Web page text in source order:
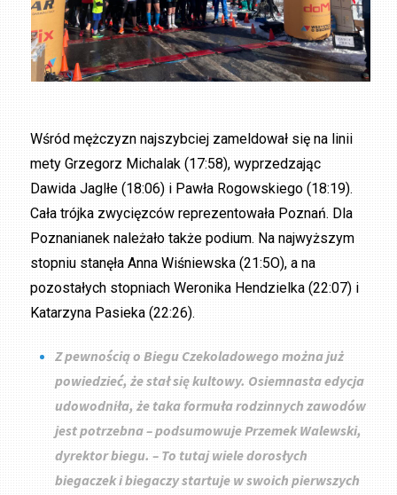
Wśród mężczyzn najszybciej zameldował się na linii
mety Grzegorz Michalak (17:58), wyprzedzając
Dawida Jaglłe (18:06) i Pawła Rogowskiego (18:19).
Cała trójka zwycięzców reprezentowała Poznań. Dla
Poznanianek należało także podium. Na najwyższym
stopniu stanęła Anna Wiśniewska (21:5O), a na
pozostałych stopniach Weronika Hendzielka (22:07) i
Katarzyna Pasieka (22:26).
Z pewnością o Biegu Czekoladowego można już
powiedzieć, że stał się kultowy. Osiemnasta edycja
udowodniła, że taka formuła rodzinnych zawodów
jest potrzebna – podsumowuje Przemek Walewski,
dyrektor biegu. – To tutaj wiele dorosłych
biegaczek i biegaczy startuje w swoich pierwszych